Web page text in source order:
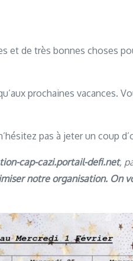
et de très bonnes choses
prochaines vacances.
pas à jeter un coup
cap-cazi.portail-defi.net,
notre organisation. On